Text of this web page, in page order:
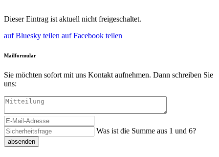
Dieser Eintrag ist aktuell nicht freigeschaltet.
auf Bluesky teilen auf Facebook teilen
Mailformular
Sie möchten sofort mit uns Kontakt aufnehmen. Dann schreiben Sie
uns:
Was ist die Summe aus 1 und 6?
absenden